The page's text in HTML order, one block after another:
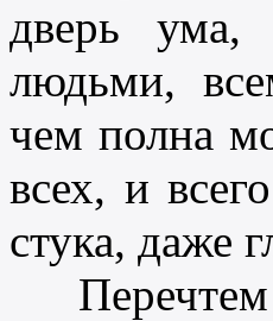
дверь ума,
людьми,
чем полна
всех, и
стука, даже
Перечтем